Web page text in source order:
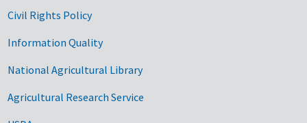
Civil Rights Policy
Information Quality
National Agricultural Library
Agricultural Research Service